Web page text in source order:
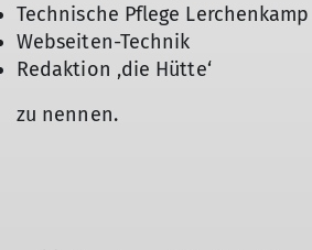
Technische Pflege Lerchenkamp
Webseiten-Technik
Redaktion ‚die Hütte‘
zu nennen.